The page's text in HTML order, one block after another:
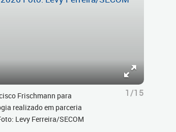
Frischmann para
realizado em parceria
Levy Ferreira/SECOM
1/15